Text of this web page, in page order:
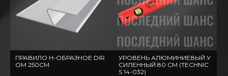
ПРАВИЛО H-ОБРАЗНОЕ DIR
OM 250СМ
УРОВЕНЬ АЛЮМИНИЕВЫЙ У
СИЛЕННЫЙ 80 СМ (TECHNIC
S 14-032)